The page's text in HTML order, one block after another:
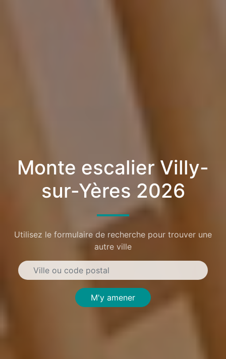
Monte escalier Villy-
sur-Yères 2026
Utilisez le formulaire de recherche pour trouver une
autre ville
M'y amener